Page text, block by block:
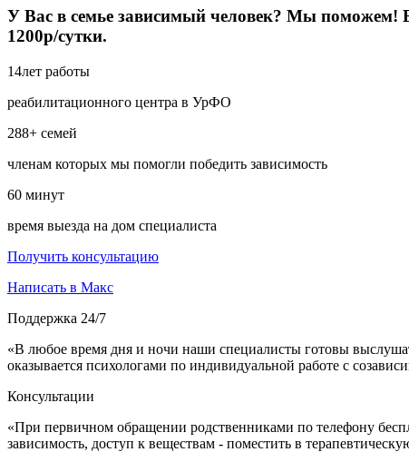
У Вас в семье зависимый человек? Мы поможем!
1200р/сутки.
14лет работы
реабилитационного центра в УрФО
288+ семей
членам которых мы помогли победить зависимость
60 минут
время выезда на дом специалиста
Получить консультацию
Написать в Макс
Поддержка 24/7
«В любое время дня и ночи наши специалисты готовы
оказывается психологами по индивидуальной работе с
Консультации
«При первичном обращении родственниками по телефону
зависимость, доступ к веществам - поместить в